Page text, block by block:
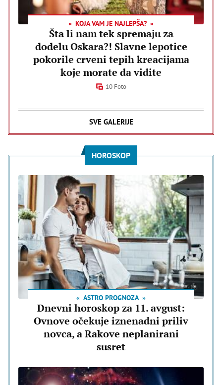
KOJA VAM JE NAJLEPŠA?
Šta li nam tek spremaju za
dodelu Oskara?! Slavne lepotice
pokorile crveni tepih kreacijama
koje morate da vidite
10 Foto
SVE GALERIJE
HOROSKOP
ASTRO PROGNOZA
Dnevni horoskop za 11. avgust:
Ovnove očekuje iznenadni priliv
novca, a Rakove neplanirani
susret